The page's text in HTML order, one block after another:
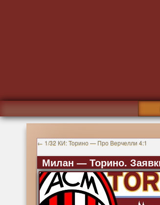
← 1/32 КИ: Торино — Про Верчелли 4:1
Милан — Торино.